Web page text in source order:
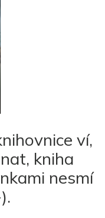
ví,
kniha
nesmí